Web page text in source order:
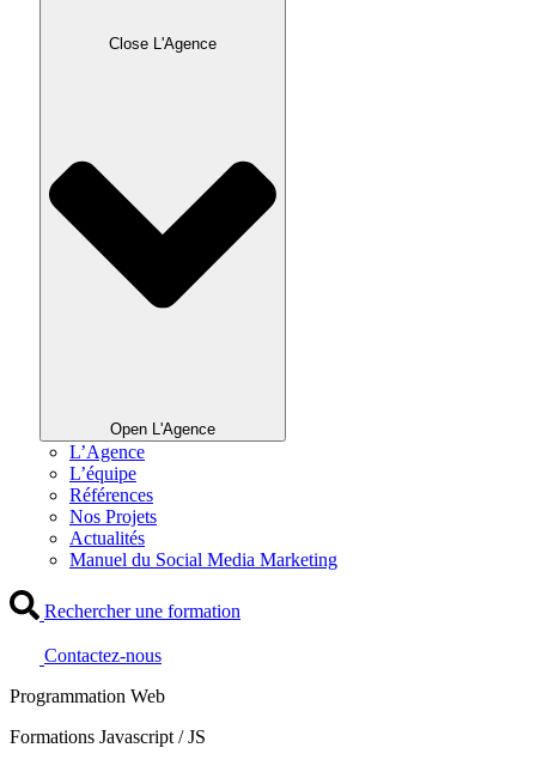
Close L'Agence
Open L'Agence
L’Agence
L’équipe
Références
Nos Projets
Actualités
Manuel du Social Media Marketing
Rechercher une formation
Contactez-nous
Programmation Web
Formations Javascript / JS